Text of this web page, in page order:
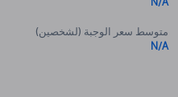
متوسط سعر الوجبة (لشخصين)
N/A